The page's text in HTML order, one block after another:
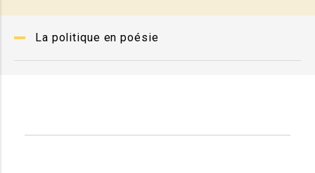
La politique en poésie